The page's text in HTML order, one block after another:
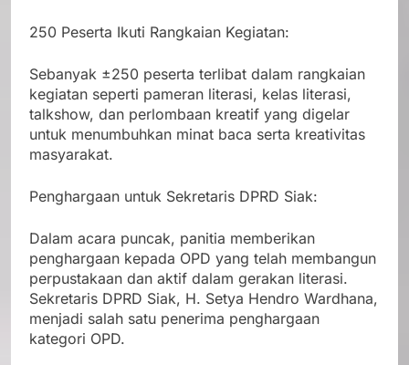
250 Peserta Ikuti Rangkaian Kegiatan:
Sebanyak ±250 peserta terlibat dalam rangkaian
kegiatan seperti pameran literasi, kelas literasi,
talkshow, dan perlombaan kreatif yang digelar
untuk menumbuhkan minat baca serta kreativitas
masyarakat.
Penghargaan untuk Sekretaris DPRD Siak:
Dalam acara puncak, panitia memberikan
penghargaan kepada OPD yang telah membangun
perpustakaan dan aktif dalam gerakan literasi.
Sekretaris DPRD Siak, H. Setya Hendro Wardhana,
menjadi salah satu penerima penghargaan
kategori OPD.